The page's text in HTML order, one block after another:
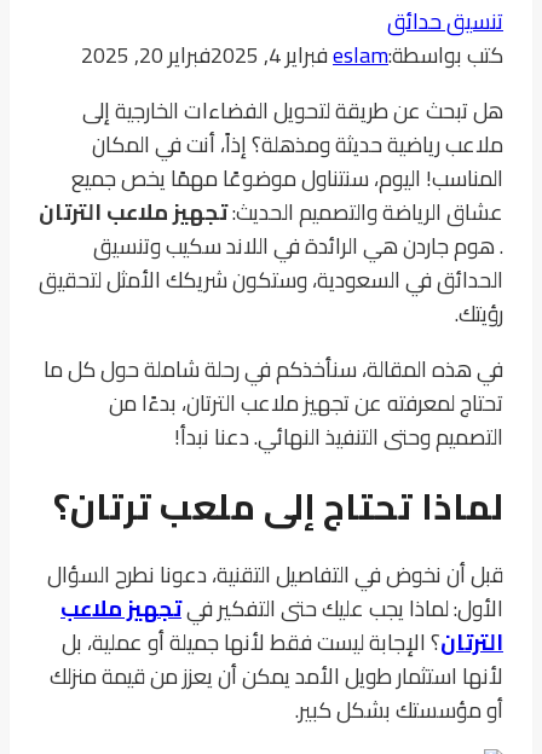
تنسيق حدائق
كتب بواسطة:eslamفبراير 4, 2025
فبراير 20, 2025
هل تبحث عن طريقة لتحويل الفضاءات الخارجية إلى
ملاعب رياضية حديثة ومذهلة؟ إذاً، أنت في المكان
المناسب! اليوم، سنتناول موضوعًا مهمًا يخص جميع
عشاق الرياضة والتصميم الحديث:تجهيز ملاعب الترتان
. هوم جاردن هي الرائدة في اللاند سكيب وتنسيق
الحدائق في السعودية، وستكون شريكك الأمثل لتحقيق
رؤيتك.
في هذه المقالة، سنأخذكم في رحلة شاملة حول كل ما
تحتاج لمعرفته عن تجهيز ملاعب الترتان، بدءًا من
التصميم وحتى التنفيذ النهائي. دعنا نبدأ!
لماذا تحتاج إلى ملعب ترتان؟
قبل أن نخوض في التفاصيل التقنية، دعونا نطرح السؤال
الأول: لماذا يجب عليك حتى التفكير فيتجهيز ملاعب
الترتان؟ الإجابة ليست فقط لأنها جميلة أو عملية، بل
لأنها استثمار طويل الأمد يمكن أن يعزز من قيمة منزلك
أو مؤسستك بشكل كبير.